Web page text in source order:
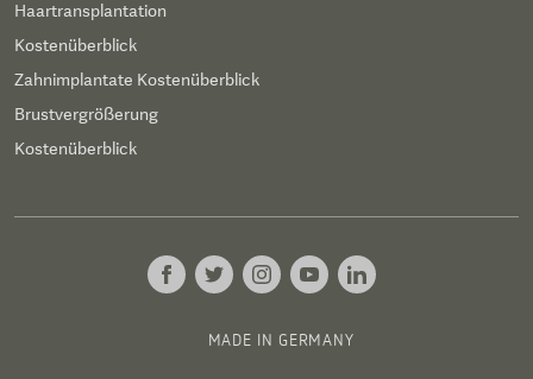
Haartransplantation
Kostenüberblick
Zahnimplantate Kostenüberblick
Brustvergrößerung
Kostenüberblick
MADE IN GERMANY